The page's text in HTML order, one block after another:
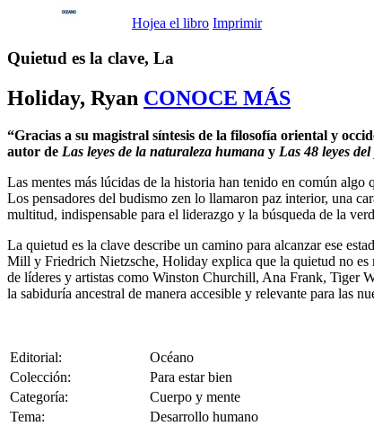
Hojea el libro Imprimir
Quietud es la clave, La
Holiday, Ryan CONOCE MÁS
“Gracias a su magistral síntesis de la filosofía oriental y
autor de Las leyes de la naturaleza humana y Las 48 leyes
Las mentes más lúcidas de la historia han tenido en común
Los pensadores del budismo zen lo llamaron paz interior, una
multitud, indispensable para el liderazgo y la búsqueda de la
La quietud es la clave describe un camino para alcanzar ese
Mill y Friedrich Nietzsche, Holiday explica que la quietud no es
de líderes y artistas como Winston Churchill, Ana Frank, Tiger
la sabiduría ancestral de manera accesible y relevante para las
Editorial:
Océano
Colección:
Para estar bien
Categoría:
Cuerpo y mente
Tema:
Desarrollo humano